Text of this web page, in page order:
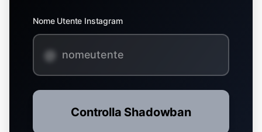
Nome Utente Instagram
@
Controlla Shadowban